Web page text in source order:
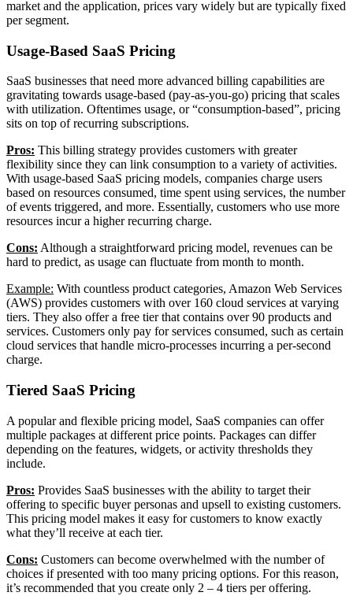
market and the application, prices vary widely but are typically fixed
per segment.
Usage-Based SaaS Pricing
SaaS businesses that need more advanced billing capabilities are
gravitating towards usage-based (pay-as-you-go) pricing that scales
with utilization. Oftentimes usage, or “consumption-based”, pricing
sits on top of recurring subscriptions.
Pros: This billing strategy provides customers with greater
flexibility since they can link consumption to a variety of activities.
With usage-based SaaS pricing models, companies charge users
based on resources consumed, time spent using services, the number
of events triggered, and more. Essentially, customers who use more
resources incur a higher recurring charge.
Cons: Although a straightforward pricing model, revenues can be
hard to predict, as usage can fluctuate from month to month.
Example: With countless product categories, Amazon Web Services
(AWS) provides customers with over 160 cloud services at varying
tiers. They also offer a free tier that contains over 90 products and
services. Customers only pay for services consumed, such as certain
cloud services that handle micro-processes incurring a per-second
charge.
Tiered SaaS Pricing
A popular and flexible pricing model, SaaS companies can offer
multiple packages at different price points. Packages can differ
depending on the features, widgets, or activity thresholds they
include.
Pros: Provides SaaS businesses with the ability to target their
offering to specific buyer personas and upsell to existing customers.
This pricing model makes it easy for customers to know exactly
what they’ll receive at each tier.
Cons: Customers can become overwhelmed with the number of
choices if presented with too many pricing options. For this reason,
it’s recommended that you create only 2 – 4 tiers per offering.